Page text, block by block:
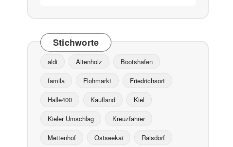
Stichworte
aldi Altenholz Bootshafen
famila Flohmarkt Friedrichsort
Halle400 Kaufland Kiel
Kieler Umschlag Kreuzfahrer
Mettenhof Ostseekai Raisdorf